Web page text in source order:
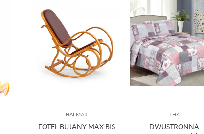
HALMAR
FOTEL BUJANY MAX BIS
THK
DWUSTRONNA